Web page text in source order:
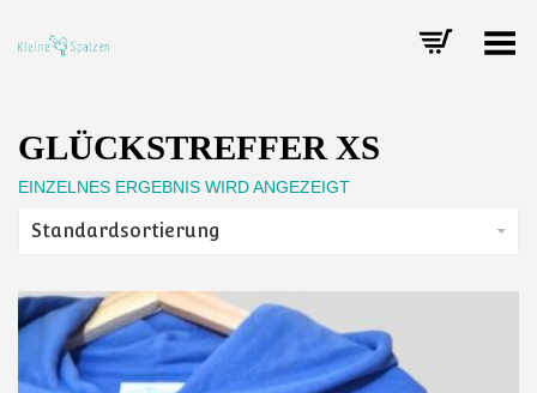
Toggle Menu
GLÜCKSTREFFER XS
EINZELNES ERGEBNIS WIRD ANGEZEIGT
Standardsortierung